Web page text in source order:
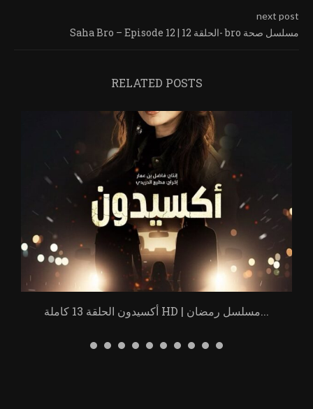
next post
Saha Bro – Episode 12 | الحلقة 12- bro مسلسل صحة
RELATED POSTS
أكسيدون الحلقة 13 كاملة HD | مسلسل رمضان...